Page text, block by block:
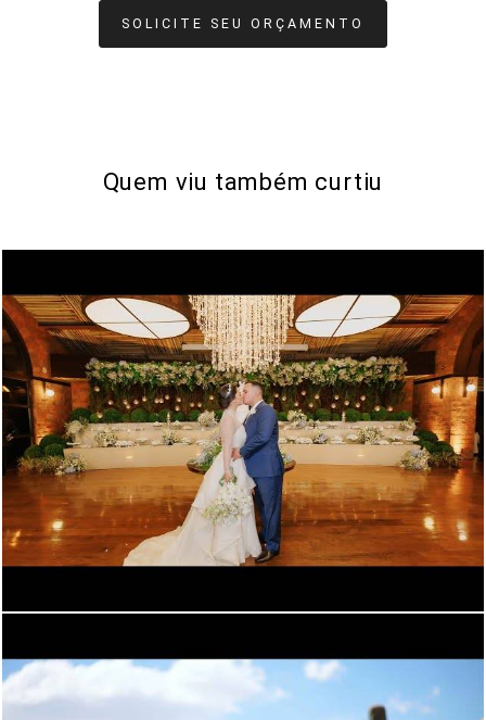
SOLICITE SEU ORÇAMENTO
Quem viu também curtiu
929 0